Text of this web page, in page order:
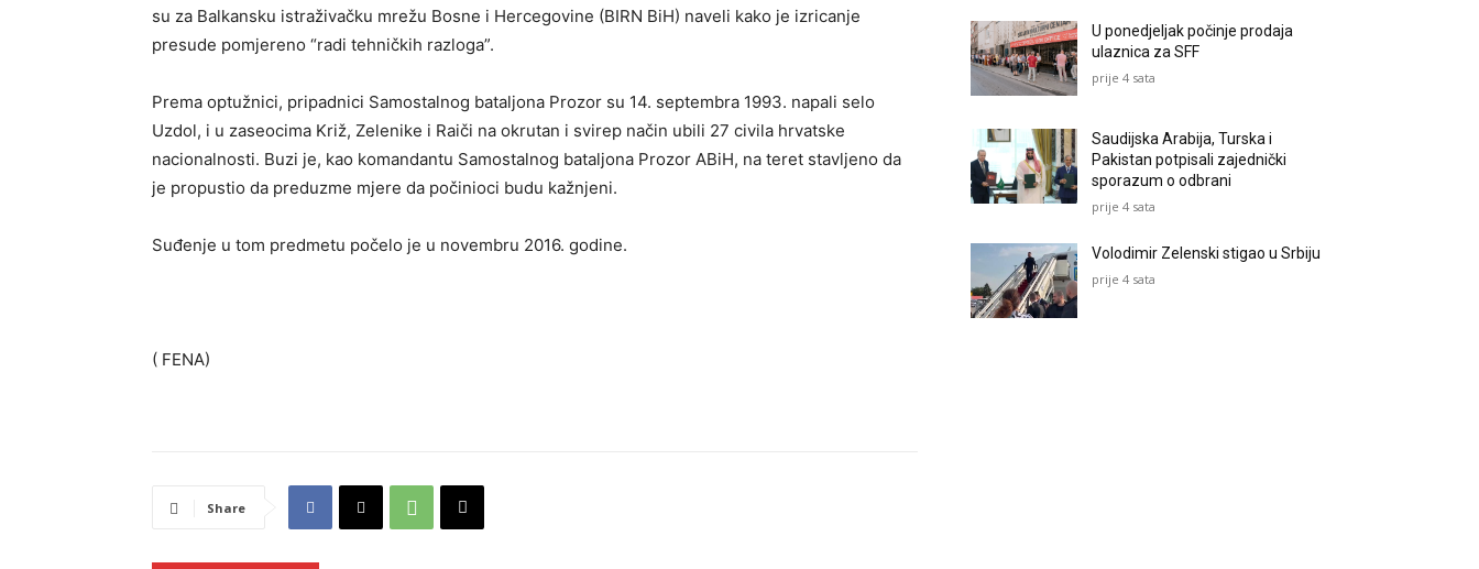
su za Balkansku istraživačku mrežu Bosne i Hercegovine (BIRN BiH) naveli kako je izricanje
presude pomjereno “radi tehničkih razloga”.
Prema optužnici, pripadnici Samostalnog bataljona Prozor su 14. septembra 1993. napali selo
Uzdol, i u zaseocima Križ, Zelenike i Raiči na okrutan i svirep način ubili 27 civila hrvatske
nacionalnosti. Buzi je, kao komandantu Samostalnog bataljona Prozor ABiH, na teret stavljeno da
je propustio da preduzme mjere da počinioci budu kažnjeni.
Suđenje u tom predmetu počelo je u novembru 2016. godine.
( FENA)
Share
U ponedjeljak počinje prodaja
ulaznica za SFF
prije 4 sata
Saudijska Arabija, Turska i
Pakistan potpisali zajednički
sporazum o odbrani
prije 4 sata
Volodimir Zelenski stigao u Srbiju
prije 4 sata